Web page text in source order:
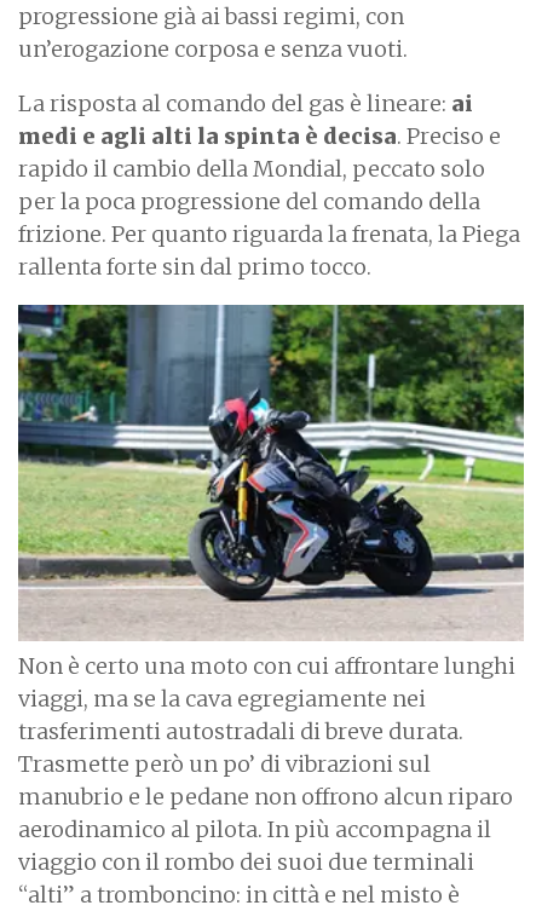
progressione già ai bassi regimi, con
un’erogazione corposa e senza vuoti.
La risposta al comando del gas è lineare: ai
medi e agli alti la spinta è decisa. Preciso e
rapido il cambio della Mondial, peccato solo
per la poca progressione del comando della
frizione. Per quanto riguarda la frenata, la Piega
rallenta forte sin dal primo tocco.
I
m
a
g
e
Non è certo una moto con cui affrontare lunghi
viaggi, ma se la cava egregiamente nei
trasferimenti autostradali di breve durata.
Trasmette però un po’ di vibrazioni sul
manubrio e le pedane non offrono alcun riparo
aerodinamico al pilota. In più accompagna il
viaggio con il rombo dei suoi due terminali
“alti” a tromboncino: in città e nel misto è